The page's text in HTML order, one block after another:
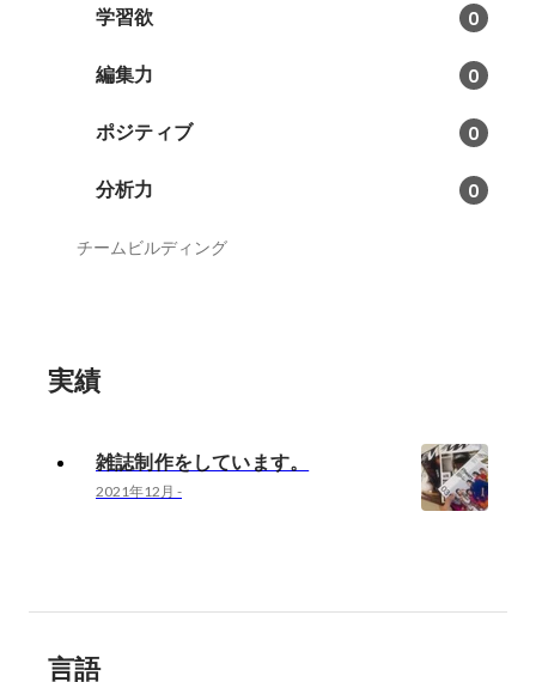
学習欲 0
編集力 0
ポジティブ 0
分析力 0
チームビルディング
実績
雑誌制作をしています。
2021年12月 -
言語